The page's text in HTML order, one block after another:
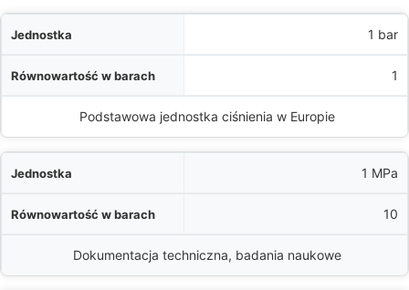
w motoryzacji
1 bar
1
Podstawowa jednostka ciśnienia w Europie
1 MPa
10
Dokumentacja techniczna, badania naukowe